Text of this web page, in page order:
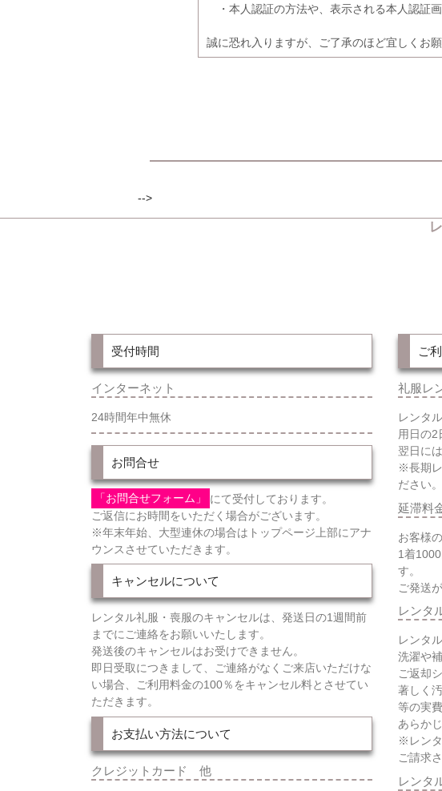
・本人認証の方法や、表示される本人認証
誠に恐れ入りますが、ご了承のほど宜しくお願
-->
受付時間
インターネット
24時間年中無休
お問合せ
「お問合せフォーム」
にて受付しております。
ご返信にお時間をいただく場合がございます。
※年末年始、大型連休の場合はトップページ上部にアナ
ウンスさせていただきます。
キャンセルについて
レンタル礼服・喪服のキャンセルは、発送日の1週間前
までにご連絡をお願いいたします。
発送後のキャンセルはお受けできません。
即日受取につきまして、ご連絡がなくご来店いただけな
い場合、ご利用料金の100％をキャンセル料とさせてい
ただきます。
お支払い方法について
クレジットカード 他
ご
礼服レ
レンタ
用日の2
翌日に
※長期
ださい。
延滞料
お客様
1着
す。
ご発送
レンタ
レンタ
洗濯や
ご返却
著しく
等の実
あらか
※レン
ご請求
レンタ